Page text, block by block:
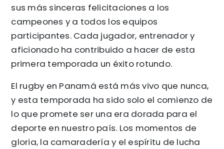
sus más sinceras felicitaciones a los
campeones y a todos los equipos
participantes. Cada jugador, entrenador y
aficionado ha contribuido a hacer de esta
primera temporada un éxito rotundo.
El rugby en Panamá está más vivo que nunca,
y esta temporada ha sido solo el comienzo de
lo que promete ser una era dorada para el
deporte en nuestro país. Los momentos de
gloria, la camaradería y el espíritu de lucha